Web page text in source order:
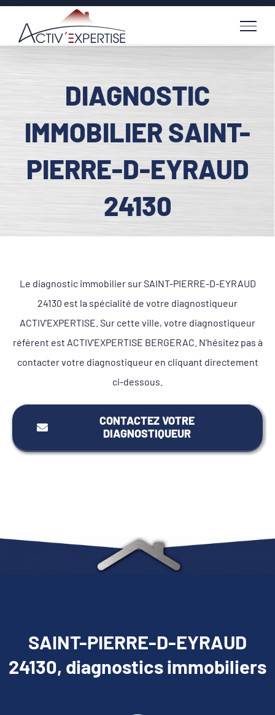
Passer
contenu
DIAGNOSTIC
IMMOBILIER SAINT-
PIERRE-D-EYRAUD
24130
Le diagnostic immobilier sur SAINT-PIERRE-D-EYRAUD
24130 est la spécialité de votre diagnostiqueur
ACTIV'EXPERTISE. Sur cette ville, votre diagnostiqueur
référent est ACTIV'EXPERTISE BERGERAC. N'hésitez pas à
contacter votre diagnostiqueur en cliquant directement
ci-dessous.
CONTACTEZ VOTRE
DIAGNOSTIQUEUR
SAINT-PIERRE-D-EYRAUD
24130, diagnostics immobiliers